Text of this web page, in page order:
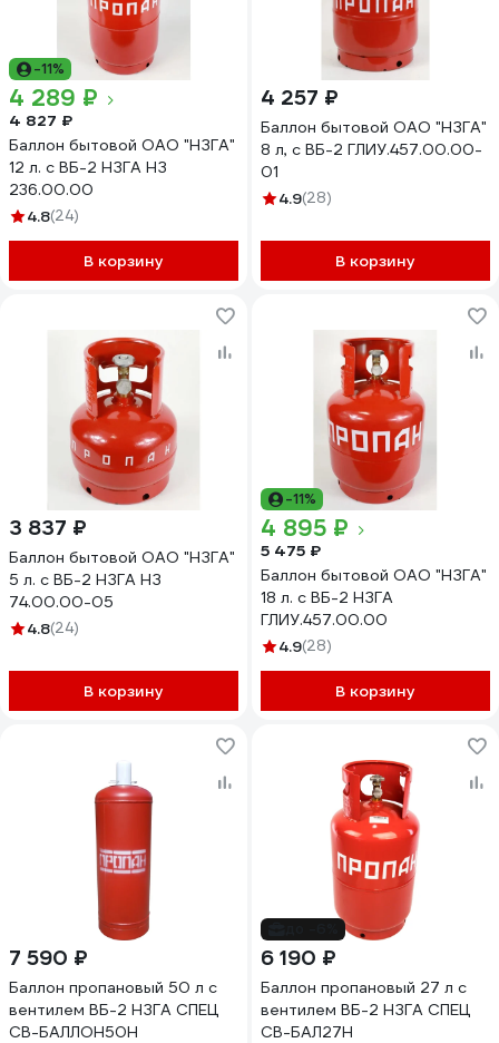
-11%
4 289 ₽
4 827 ₽
Баллон бытовой ОАО "НЗГА"
12 л. с ВБ-2 НЗГА НЗ
236.00.00
4.8(24)
В корзину
4 257 ₽
Баллон бытовой ОАО "НЗГА"
8 л, с ВБ-2 ГЛИУ.457.00.00-
01
4.9(28)
В корзину
3 837 ₽
Баллон бытовой ОАО "НЗГА"
5 л. с ВБ-2 НЗГА НЗ
74.00.00-05
4.8(24)
В корзину
-11%
4 895 ₽
5 475 ₽
Баллон бытовой ОАО "НЗГА"
18 л. с ВБ-2 НЗГА
ГЛИУ.457.00.00
4.9(28)
В корзину
7 590 ₽
Баллон пропановый 50 л с
вентилем ВБ-2 НЗГА СПЕЦ
СВ-БАЛЛОН50Н
6 190 ₽
Баллон пропановый 27 л с
вентилем ВБ-2 НЗГА СПЕЦ
СВ-БАЛ27Н